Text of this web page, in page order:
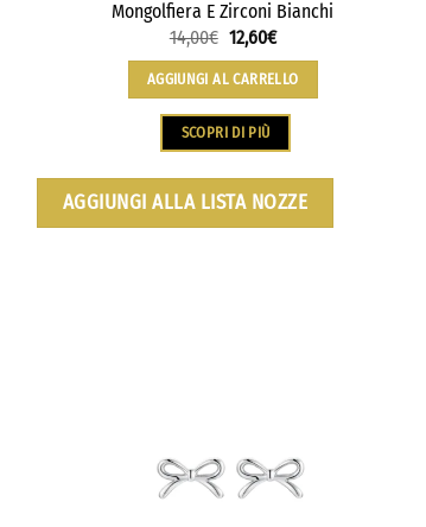
Mongolfiera E Zirconi Bianchi
14,00€ 12,60€
AGGIUNGI AL CARRELLO
SCOPRI DI PIÙ
AGGIUNGI ALLA LISTA NOZZE